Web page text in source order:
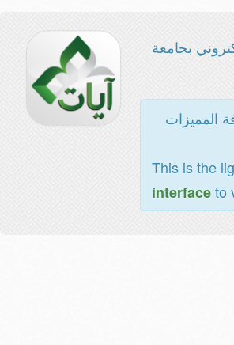
بجامعة
المميزات
This is the
interfaceto